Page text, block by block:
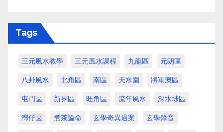
Tags
三元風水教學 三元風水課程 九龍區 元朗區
八卦風水 北角區 南區 天水圍 將軍澳區
屯門區 新界區 旺角區 流年風水 深水埗區
灣仔區 煮茶論命 玄學奇異過案 玄學錄音